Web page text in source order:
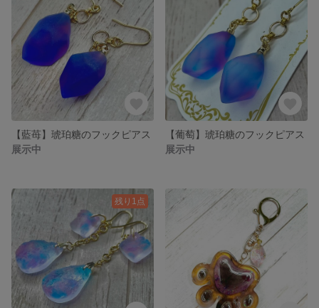
【藍苺】琥珀糖のフックピアス
展示中
【葡萄】琥珀糖のフックピアス
展示中
残り1点